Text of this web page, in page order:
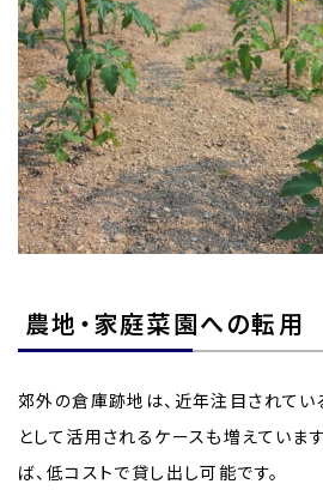
農地・家庭菜園への転用
郊外の倉庫跡地は、近年注目されてい
として活用されるケースも増えていま
ば、低コストで貸し出し可能です。